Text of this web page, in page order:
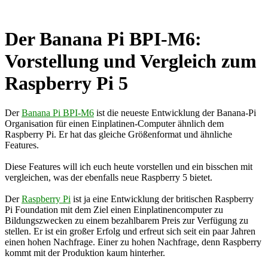
Der Banana Pi BPI-M6:
Vorstellung und Vergleich zum
Raspberry Pi 5
DerBanana Pi BPI-M6 ist die neueste Entwicklung der Banana-Pi
Organisation für einen Einplatinen-Computer ähnlich dem
Raspberry Pi. Er hat das gleiche Größenformat und ähnliche
Features.
Diese Features will ich euch heute vorstellen und ein bisschen mit
vergleichen, was der ebenfalls neue Raspberry 5 bietet.
DerRaspberry Pi ist ja eine Entwicklung der britischen Raspberry
Pi Foundation mit dem Ziel einen Einplatinencomputer zu
Bildungszwecken zu einem bezahlbarem Preis zur Verfügung zu
stellen. Er ist ein großer Erfolg und erfreut sich seit ein paar Jahren
einen hohen Nachfrage. Einer zu hohen Nachfrage, denn Raspberry
kommt mit der Produktion kaum hinterher.